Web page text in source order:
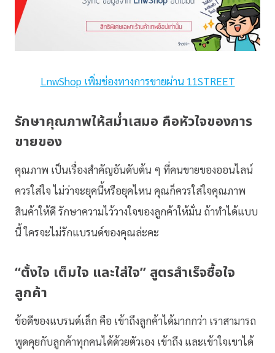
LnwShop เพิ่มช่องทางการขายผ่าน 11STREET
รักษาคุณภาพให้สม่ำเสมอ คือหัวใจของการ
ขายของ
คุณภาพ เป็นเรื่องสำคัญอันดับต้น ๆ ที่คนขายของออนไลน์
ควรใส่ใจ ไม่ว่าจะยุคนี้หรือยุคไหน คุณก็ควรใส่ใจคุณภาพ
สินค้าให้ดี รักษาความไว้วางใจของลูกค้าให้มั่น ถ้าทำได้แบบ
นี้ ใครจะไม่รักแบรนด์ของคุณล่ะคะ
“ตั้งใจ เต็มใจ และใส่ใจ” สูตรสำเร็จซื้อใจ
ลูกค้า
ข้อดีของแบรนด์เล็ก คือ เข้าถึงลูกค้าได้มากกว่า เราสามารถ
พูดคุยกับลูกค้าทุกคนได้ด้วยตัวเอง เข้าถึง และเข้าใจเขาได้